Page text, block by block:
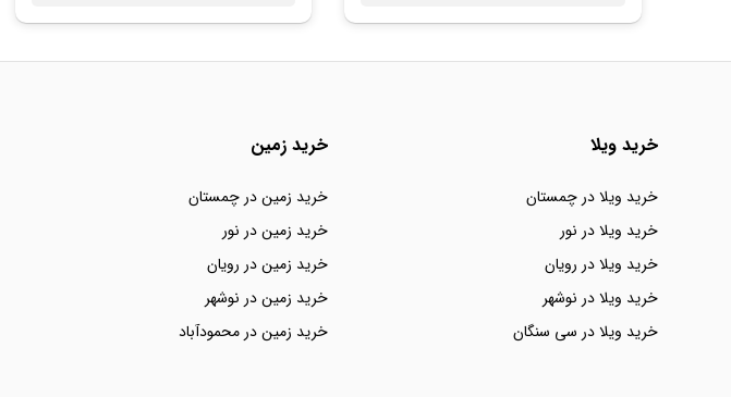
خرید ویلا
خرید ویلا در چمستان
خرید ویلا در نور
خرید ویلا در رویان
خرید ویلا در نوشهر
خرید ویلا در سی سنگان
خرید زمین
خرید زمین در چمستان
خرید زمین در نور
خرید زمین در رویان
خرید زمین در نوشهر
خرید زمین در محمودآباد